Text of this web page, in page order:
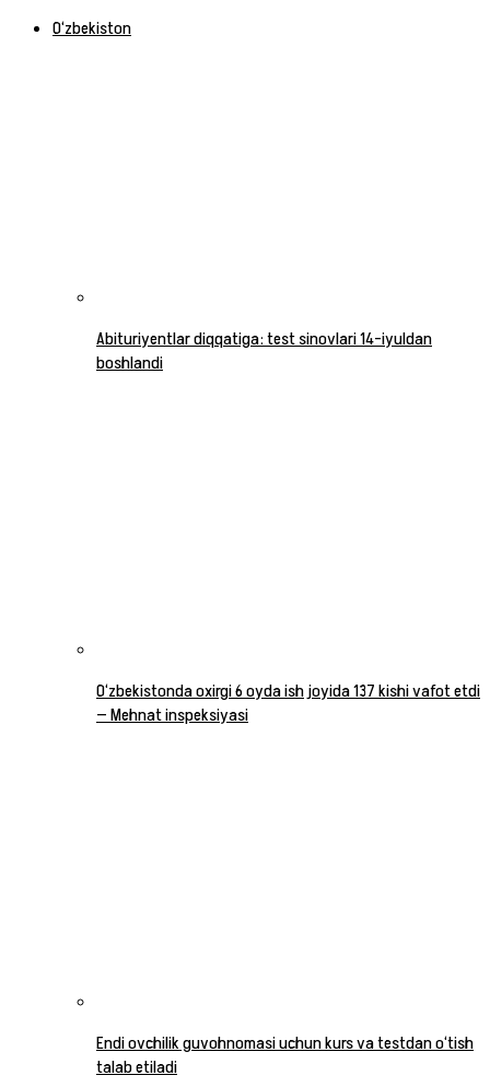
O‘zbekiston
Abituriyentlar diqqatiga: test sinovlari 14-iyuldan
boshlandi
O‘zbekistonda oxirgi 6 oyda ish joyida 137 kishi vafot etdi
— Mehnat inspeksiyasi
Endi ovchilik guvohnomasi uchun kurs va testdan o‘tish
talab etiladi